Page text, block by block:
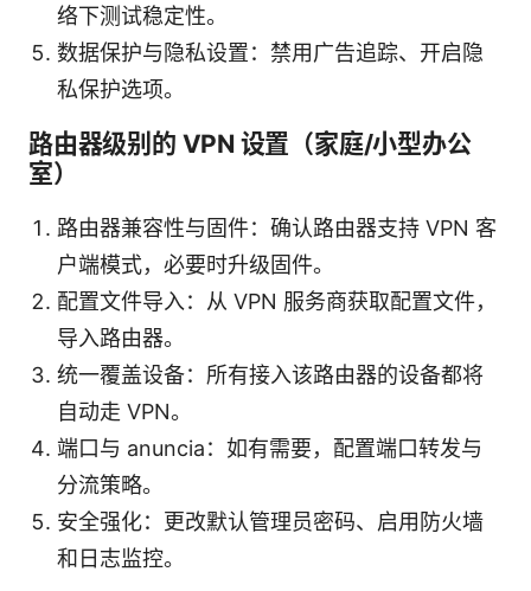
络下测试稳定性。
数据保护与隐私设置：禁用广告追踪、开启隐
私保护选项。
路由器级别的 VPN 设置（家庭/小型办公
室）
路由器兼容性与固件：确认路由器支持 VPN 客
户端模式，必要时升级固件。
配置文件导入：从 VPN 服务商获取配置文件，
导入路由器。
统一覆盖设备：所有接入该路由器的设备都将
自动走 VPN。
端口与 anuncia：如有需要，配置端口转发与
分流策略。
安全强化：更改默认管理员密码、启用防火墙
和日志监控。